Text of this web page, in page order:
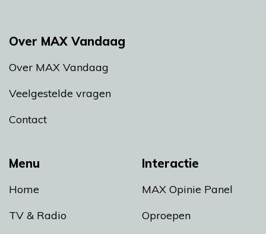
Menu
Home
TV & Radio
Interactie
MAX Opinie Panel
Oproepen
Over MAX Vandaag
Over MAX Vandaag
Veelgestelde vragen
Contact